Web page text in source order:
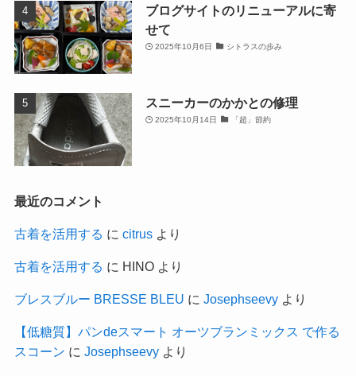
ブログサイトのリニューアルに寄
せて
2025年10月6日 シトラスの歩み
スニーカーのかかとの修理
2025年10月14日 「超」節約
最近のコメント
古着を活用する に citrusより
古着を活用する に HINOより
ブレスブルー BRESSE BLEU に Josephseevyより
【低糖質】パンdeスマート オーツブランミックス で作る
スコーン に Josephseevyより